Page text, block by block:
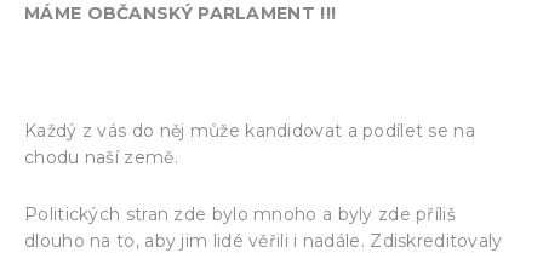
MÁME OBČANSKÝ PARLAMENT !!!
Každý z vás do něj může kandidovat a podílet se na
chodu naší země.
Politických stran zde bylo mnoho a byly zde příliš
dlouho na to, aby jim lidé věřili i nadále. Zdiskreditovaly